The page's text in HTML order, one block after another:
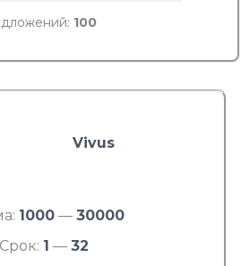
100
Vivus
1000 — 30000
Срок: 1 — 32